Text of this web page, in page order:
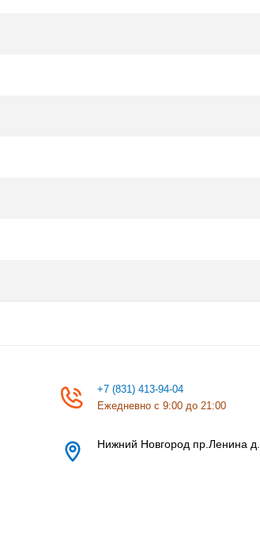
+7 (831) 413-94-04
Ежедневно с 9:00 до 21:00
Нижний Новгород пр.Ленина